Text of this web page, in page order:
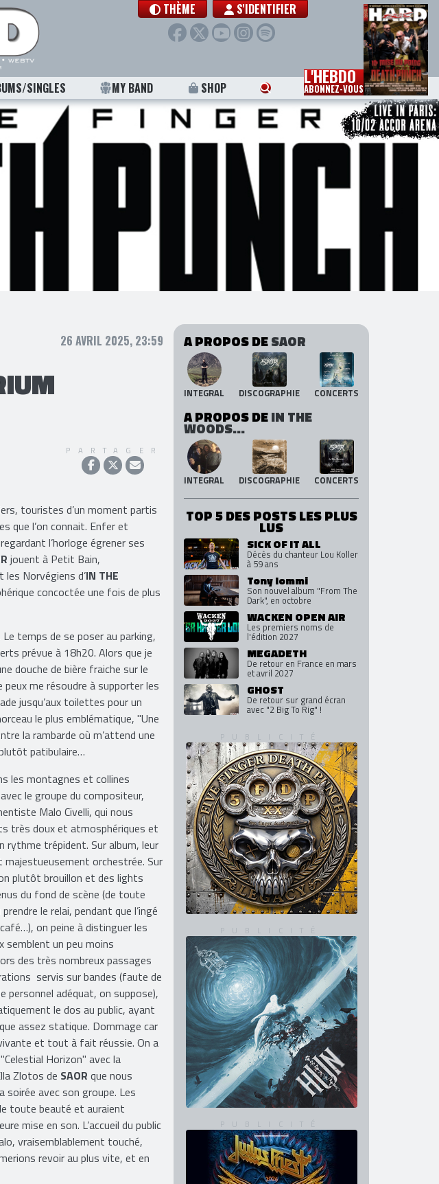
THÈME S'IDENTIFIER
SINGLES MY BAND SHOP L'HEBDO
ABONNEZ-VOUS
26 AVRIL 2025, 23:59
PARTAGER
touristes d’un moment partis
que l’on connait. Enfer et
l’horloge égrener ses
jouent à Petit Bain,
les Norvégiens d’IN THE
concoctée une fois de plus
temps de se poser au parking,
prévue à 18h20. Alors que je
douche de bière fraiche sur le
me résoudre à supporter les
jusqu’aux toilettes pour un
le plus emblématique, "Une
la rambarde où m’attend une
patibulaire…
les montagnes et collines
le groupe du compositeur,
Malo Civelli, qui nous
très doux et atmosphériques et
rythme trépident. Sur album, leur
orchestrée. Sur
plutôt brouillon et des lights
du fond de scène (de toute
le relai, pendant que l’ingé
on peine à distinguer les
semblent un peu moins
des très nombreux passages
servis sur bandes (faute de
personnel adéquat, on suppose),
le dos au public, ayant
assez statique. Dommage car
et tout à fait réussie. On a
Horizon" avec la
Zlotos de SAOR que nous
soirée avec son groupe. Les
toute beauté et auraient
mise en son. L’accueil du public
vraisemblablement touché,
revoir au plus vite, et en
A PROPOS DESAOR
INTEGRAL DISCOGRAPHIE CONCERTS
A PROPOS DEIN THE
WOODS...
INTEGRAL DISCOGRAPHIE CONCERTS
TOP 5 DES POSTS LES PLUS
LUS
SICK OF IT ALL
Décès du chanteur Lou Koller
à 59 ans
Tony Iommi
Son nouvel album "From The
Dark", en octobre
WACKEN OPEN AIR
Les premiers noms de
l'édition 2027
MEGADETH
De retour en France en mars
et avril 2027
GHOST
De retour sur grand écran
avec "2 Big To Rig" !